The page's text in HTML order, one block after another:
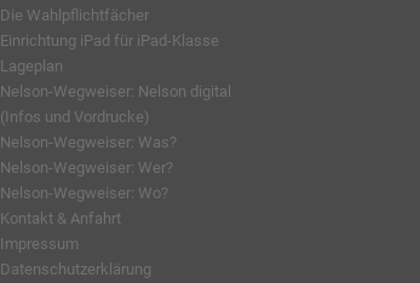
Die Wahlpflichtfächer
Einrichtung iPad für iPad-Klasse
Lageplan
Nelson-Wegweiser: Nelson digital
(Infos und Vordrucke)
Nelson-Wegweiser: Was?
Nelson-Wegweiser: Wer?
Nelson-Wegweiser: Wo?
Kontakt & Anfahrt
Impressum
Datenschutzerklärung